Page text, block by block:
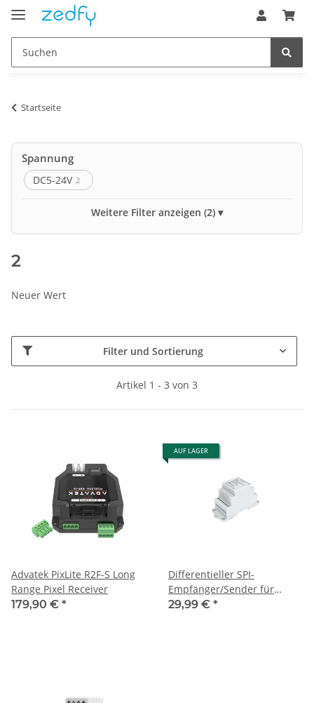
Startseite
Spannung
DC5-24V 2
Weitere Filter anzeigen (2)
2
Neuer Wert
Filter und Sortierung
Artikel 1 - 3 von 3
Advatek PixLite R2F-S Long
Range Pixel Receiver
179,90 € *
AUF LAGER
Differentieller SPI-
Empfänger/Sender für
Signalerweiterung
29,99 € *